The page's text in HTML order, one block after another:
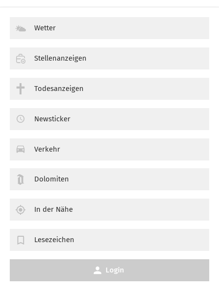
Wetter
Stellenanzeigen
Todesanzeigen
Newsticker
Verkehr
Dolomiten
In der Nähe
Lesezeichen
Login